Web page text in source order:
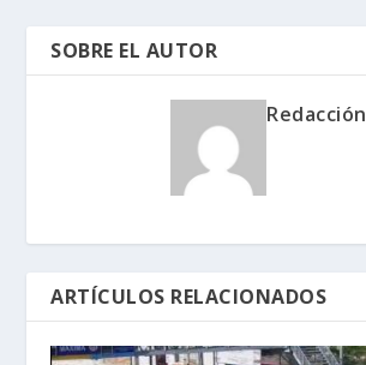
SOBRE EL AUTOR
Redacción
ARTÍCULOS RELACIONADOS